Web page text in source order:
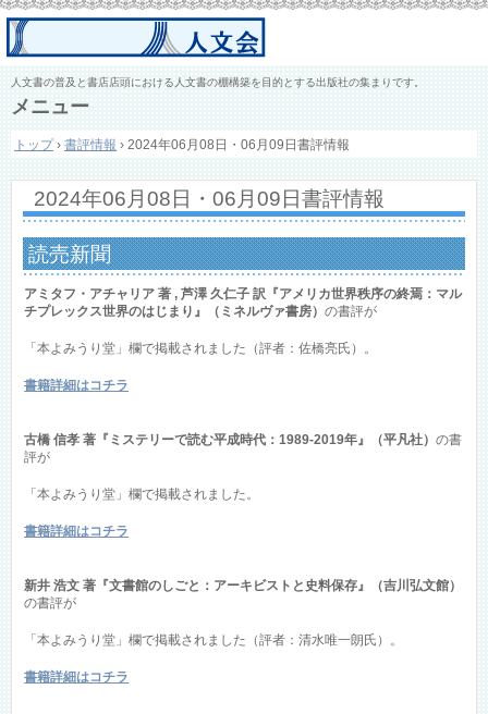
人文書の普及と書店店頭における人文書の棚構築を目的とする出版社の集まりです。
メニュー
ン
ン
へ
ス
キ
トップ › 書評情報 › 2024年06月08日・06月09日書評情報
2024年06月08日・06月09日書評情報
読売新聞
アミタフ・アチャリア 著 , 芦澤 久仁子 訳『アメリカ世界秩序の終焉：マル
チプレックス世界のはじまり』（ミネルヴァ書房）の書評が
「本よみうり堂」欄で掲載されました（評者：佐橋亮氏）。
書籍詳細はコチラ
古橋 信孝 著『ミステリーで読む平成時代：1989-2019年』（平凡社）の書
評が
「本よみうり堂」欄で掲載されました。
書籍詳細はコチラ
新井 浩文 著『文書館のしごと：アーキビストと史料保存』（吉川弘文館）
の書評が
「本よみうり堂」欄で掲載されました（評者：清水唯一朗氏）。
書籍詳細はコチラ